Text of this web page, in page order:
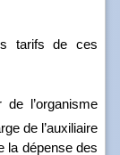
tarifs de ces
l’organisme
de l’auxiliaire
la dépense des